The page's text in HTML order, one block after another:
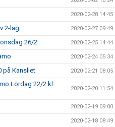
2020-02-28 14:45
2-lag 2020-02-27 09:49
26/2 2020-02-25 14:44
2020-02-24 05:34
på Kansliet 2020-02-21 08:05
Lördag 22/2 kl
2020-02-20 11:54
2020-02-19 09:00
2020-02-18 08:49